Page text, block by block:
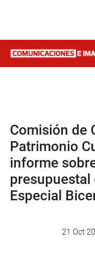
Comisión de
Patrimonio
informe
Especial
21 Oct